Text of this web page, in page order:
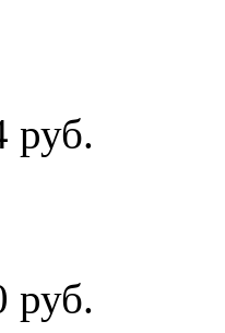
руб.
руб.